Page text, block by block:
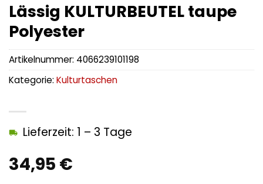
Lässig KULTURBEUTEL taupe
Polyester
34,95 €
Lieferzeit: 1 – 3 Tage
Artikelnummer: 4066239101198
Kategorie: Kulturtaschen